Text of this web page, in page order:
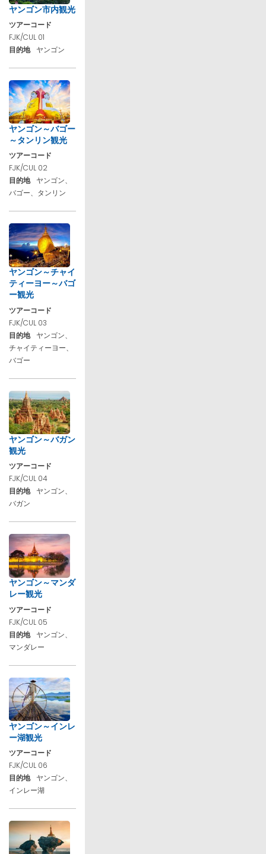
ヤンゴン市内観光
ツアーコード
FJK/CUL 01
目的地
ヤンゴン
ヤンゴン～バゴー
～タンリン観光
ツアーコード
FJK/CUL 02
目的地
ヤンゴン、
バゴー、タンリン
ヤンゴン～チャイ
ティーヨー～バゴ
ー観光
ツアーコード
FJK/CUL 03
目的地
ヤンゴン、
チャイティーヨー、
バゴー
ヤンゴン～バガン
観光
ツアーコード
FJK/CUL 04
目的地
ヤンゴン、
バガン
ヤンゴン～マンダ
レー観光
ツアーコード
FJK/CUL 05
目的地
ヤンゴン、
マンダレー
ヤンゴン～インレ
ー湖観光
ツアーコード
FJK/CUL 06
目的地
ヤンゴン、
インレー湖